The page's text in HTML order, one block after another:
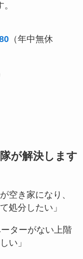
（年中無休
が解決します
空き家になり、
処分したい」
ターがない上階
い」